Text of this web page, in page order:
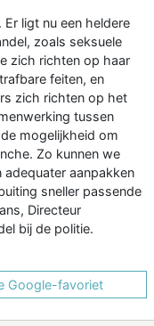
Er ligt nu een heldere
zoals seksuele
zich richten op haar
feiten, en
zich richten op het
tussen
mogelijkheid om
Zo kunnen we
adequater aanpakken
sneller passende
Directeur
bij de politie.
Google-favoriet